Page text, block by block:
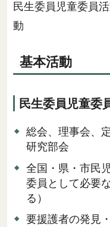
民生委員児童委員
動
基本活動
民生委員児童委
総会、理事会、
研究部会
全国・県・市民
委員として必要
る）
要援護者の発見